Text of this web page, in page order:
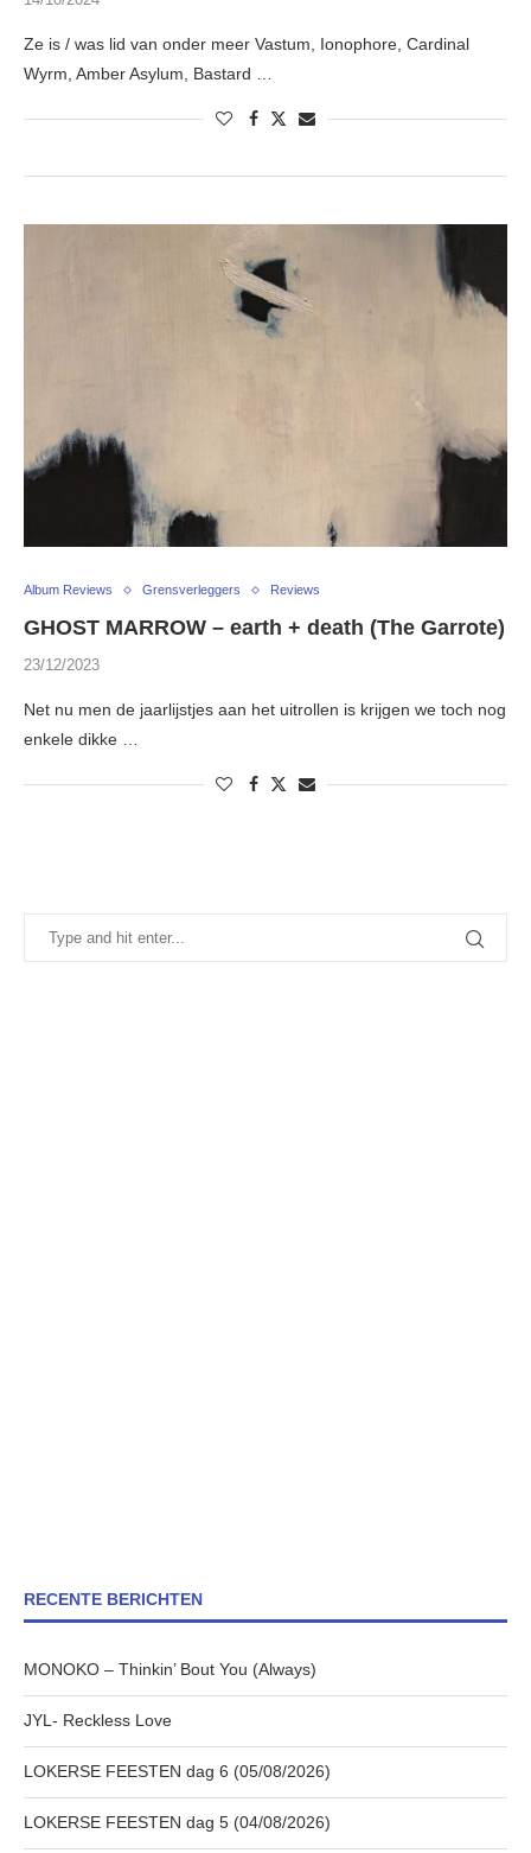
Ze is / was lid van onder meer Vastum, Ionophore, Cardinal
Wyrm, Amber Asylum, Bastard …
Album Reviews Grensverleggers Reviews
GHOST MARROW – earth + death (The Garrote)
23/12/2023
Net nu men de jaarlijstjes aan het uitrollen is krijgen we toch nog
enkele dikke …
RECENTE BERICHTEN
MONOKO – Thinkin’ Bout You (Always)
JYL- Reckless Love
LOKERSE FEESTEN dag 6 (05/08/2026)
LOKERSE FEESTEN dag 5 (04/08/2026)